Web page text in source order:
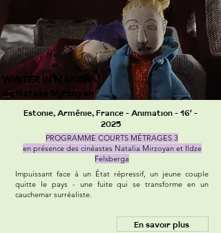
WINTER IN MARCH
de Natalia Mirzoyan
Estonie, Arménie, France - Animation - 16' -
2025
PROGRAMME COURTS MÉTRAGES 3
en présence des cinéastes Natalia Mirzoyan et Ildze
Felsberga
Impuissant face à un État répressif, un jeune couple
quitte le pays - une fuite qui se transforme en un
cauchemar surréaliste.
En savoir plus